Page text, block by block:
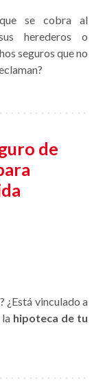
se cobra al
herederos o
seguros que no
de
¿Está vinculado a
hipoteca de tu